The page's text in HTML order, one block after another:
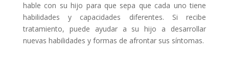
hable con su hijo para que sepa que cada uno tiene
habilidades y capacidades diferentes. Si recibe
tratamiento, puede ayudar a su hijo a desarrollar
nuevas habilidades y formas de afrontar sus síntomas.